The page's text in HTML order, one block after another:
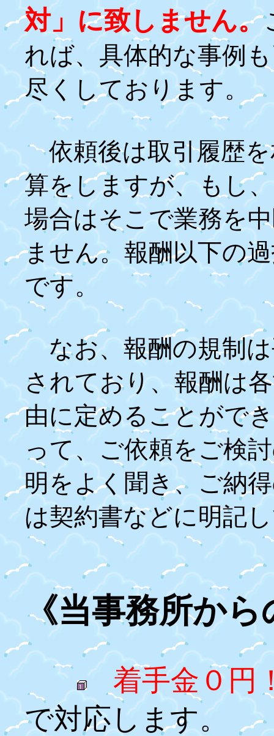
対」に致しません。
れば、具体的な事例
尽くしております。
依頼後は取引履歴
算をしますが、もし
場合はそこで業務を
ません。報酬以下の
です。
なお、報酬の規制
されており、報酬は
由に定めることがで
って、ご依頼をご検
明をよく聞き、ご納
は契約書などに明記
《当事務所から
着手金０円
で対応します。